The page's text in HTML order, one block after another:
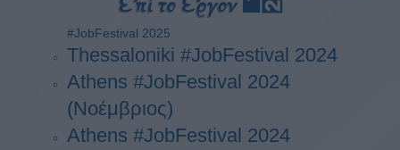
#JobFestival 2025
Thessaloniki #JobFestival 2024
Athens #JobFestival 2024
(Νοέμβριος)
Athens #JobFestival 2024